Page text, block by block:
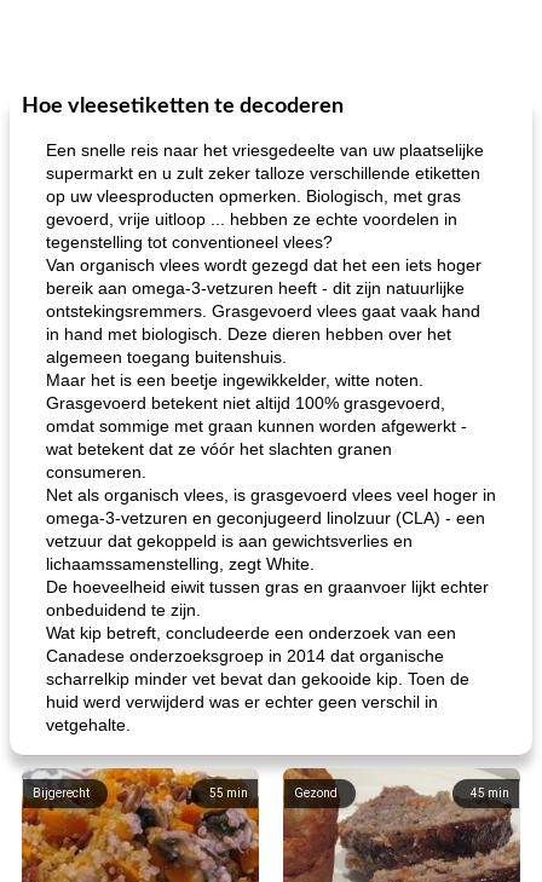
Hoe vleesetiketten te decoderen
Een snelle reis naar het vriesgedeelte van uw plaatselijke
supermarkt en u zult zeker talloze verschillende etiketten
op uw vleesproducten opmerken. Biologisch, met gras
gevoerd, vrije uitloop ... hebben ze echte voordelen in
tegenstelling tot conventioneel vlees?
Van organisch vlees wordt gezegd dat het een iets hoger
bereik aan omega-3-vetzuren heeft - dit zijn natuurlijke
ontstekingsremmers. Grasgevoerd vlees gaat vaak hand
in hand met biologisch. Deze dieren hebben over het
algemeen toegang buitenshuis.
Maar het is een beetje ingewikkelder, witte noten.
Grasgevoerd betekent niet altijd 100% grasgevoerd,
omdat sommige met graan kunnen worden afgewerkt -
wat betekent dat ze vóór het slachten granen
consumeren.
Net als organisch vlees, is grasgevoerd vlees veel hoger in
omega-3-vetzuren en geconjugeerd linolzuur (CLA) - een
vetzuur dat gekoppeld is aan gewichtsverlies en
lichaamssamenstelling, zegt White.
De hoeveelheid eiwit tussen gras en graanvoer lijkt echter
onbeduidend te zijn.
Wat kip betreft, concludeerde een onderzoek van een
Canadese onderzoeksgroep in 2014 dat organische
scharrelkip minder vet bevat dan gekooide kip. Toen de
huid werd verwijderd was er echter geen verschil in
vetgehalte.
55 min
Bijgerecht 45min
Gezond